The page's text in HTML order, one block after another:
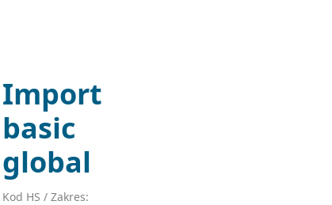
Import
basic
global
Kod HS / Zakres: